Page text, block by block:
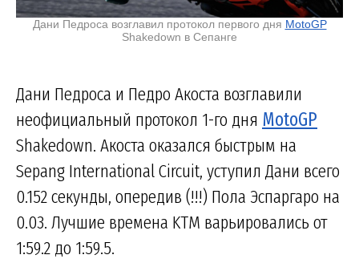
Дани Педроса возглавил протокол первого дня MotoGP
Shakedown в Сепанге
Дани Педроса и Педро Акоста возглавили
неофициальный протокол 1-го дня MotoGP
Shakedown. Акоста оказался быстрым на
Sepang International Circuit, уступил Дани всего
0.152 секунды, опередив (!!!) Пола Эспаргаро на
0.03. Лучшие времена KTM варьировались от
1:59.2 до 1:59.5.